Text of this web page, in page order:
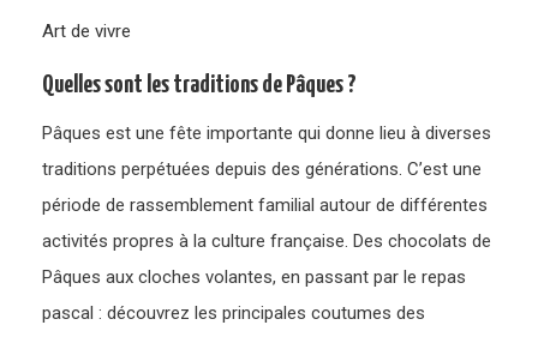
Art de vivre
Quelles sont les traditions de Pâques ?
Pâques est une fête importante qui donne lieu à diverses
traditions perpétuées depuis des générations. C’est une
période de rassemblement familial autour de différentes
activités propres à la culture française. Des chocolats de
Pâques aux cloches volantes, en passant par le repas
pascal : découvrez les principales coutumes des